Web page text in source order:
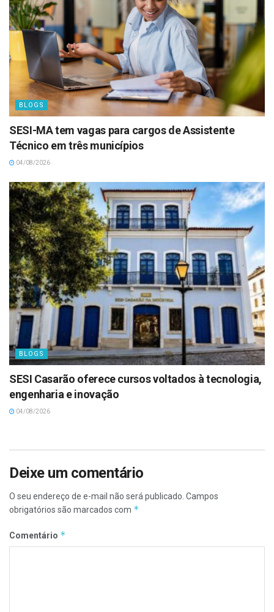
BLOGS
SESI-MA tem vagas para cargos de Assistente
Técnico em três municípios
04/08/2026
BLOGS
SESI Casarão oferece cursos voltados à tecnologia,
engenharia e inovação
04/08/2026
Deixe um comentário
O seu endereço de e-mail não será publicado. Campos
obrigatórios são marcados com *
Comentário *